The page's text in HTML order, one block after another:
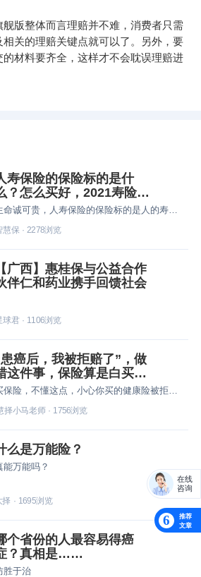
舰版整体而言理赔并不难，消费者只需
关的理赔关键点就可以了。另外，要
材料要齐全，这样才不会耽误理赔进
寿保险的保险标的是什
？怎么买好，2021寿险通
攻略来了
生命诚可贵，人寿保险的保险标的是人的寿命和身体，目的是帮助被保人有责任、有担当，维护对家人的爱。
慧保· 2278浏览
【广西】惠桂保与公益合作
伴仁和药业携手回馈社会
球君· 1106浏览
癌后，我被拒赔了”，做
这件事，保险算是白买
！
买保险，不懂这点，小心你买的健康险被拒赔！
择小马老师· 1756浏览
么是万能险？
能万能吗？
择 · 1695浏览
个省份的人最容易得癌
？真相是……
胜于治
6
推荐
文章
在线
咨询